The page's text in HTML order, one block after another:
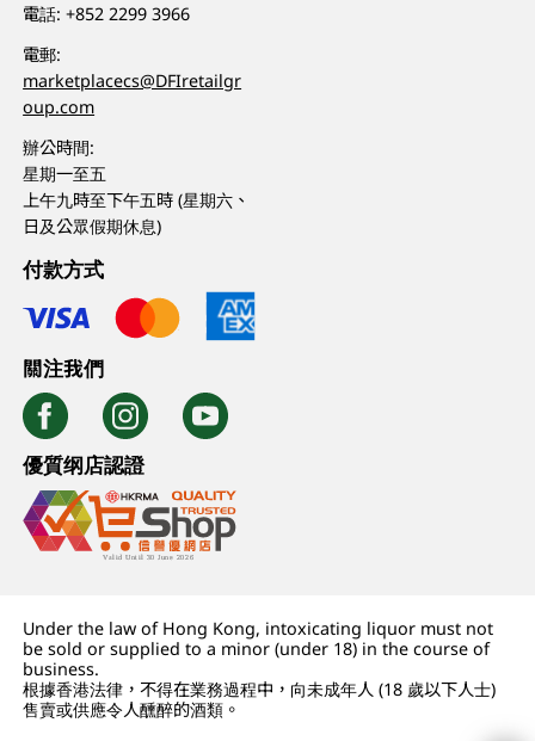
電話:+852 2299 3966
電郵:
marketplacecs@DFIretailgr
oup.com
辦公時間:
星期一至五
上午九時至下午五時 (星期六、
日及公眾假期休息)
付款方式
關注我們
優質纲店認證
Under the law of Hong Kong, intoxicating liquor must not
be sold or supplied to a minor (under 18) in the course of
business.
根據香港法律，不得在業務過程中，向未成年人 (18 歲以下人士)
售賣或供應令人醺醉的酒類。